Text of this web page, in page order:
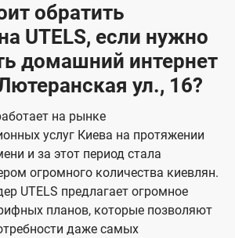
обратить
UTELS, если нужно
домашний интернет
ул., 16?
на рынке
услуг Киева на протяжении
и за этот период стала
огромного количества киевлян.
UTELS предлагает огромное
планов, которые позволяют
даже самых